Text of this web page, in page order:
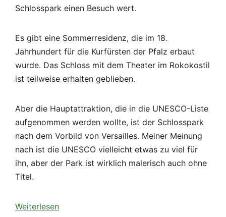
Schlosspark einen Besuch wert.
Es gibt eine Sommerresidenz, die im 18.
Jahrhundert für die Kurfürsten der Pfalz erbaut
wurde. Das Schloss mit dem Theater im Rokokostil
ist teilweise erhalten geblieben.
Aber die Hauptattraktion, die in die UNESCO-Liste
aufgenommen werden wollte, ist der Schlosspark
nach dem Vorbild von Versailles. Meiner Meinung
nach ist die UNESCO vielleicht etwas zu viel für
ihn, aber der Park ist wirklich malerisch auch ohne
Titel.
Weiterlesen